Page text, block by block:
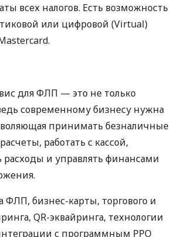
всех налогов. Есть возможность
или цифровой (Virtual)
для ФЛП — это не только
современному бизнесу нужна
принимать безналичные
работать с кассой,
расходы и управлять финансами
ФЛП, бизнес-карты, торгового и
QR-эквайринга, технологии
с программным РРО